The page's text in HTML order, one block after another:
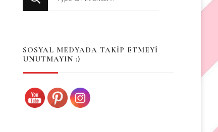
for
SOSYAL MEDYADA TAKİP ETMEYİ
UNUTMAYIN :)